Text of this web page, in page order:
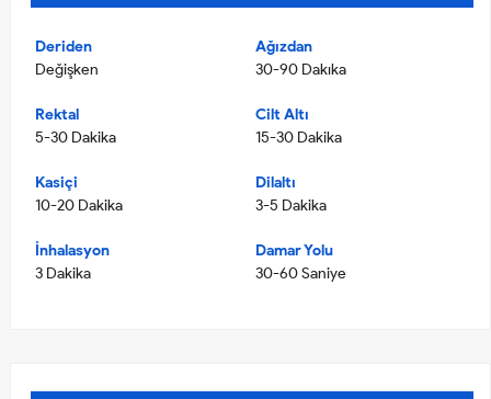
Deriden
Değişken
Ağızdan
30-90 Dakıka
Rektal
5-30 Dakika
Cilt Altı
15-30 Dakika
Kasiçi
10-20 Dakika
Dilaltı
3-5 Dakika
İnhalasyon
3 Dakika
Damar Yolu
30-60 Saniye